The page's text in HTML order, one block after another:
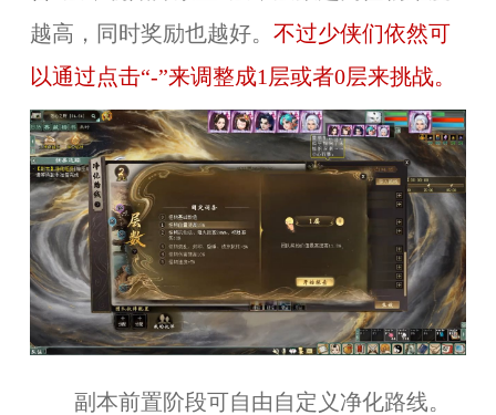
越高，同时奖励也越好。 不过少侠们依然可
以通过点击“-”来调整成1层或者0层来挑战。
副本前置阶段可自由自定义净化路线。